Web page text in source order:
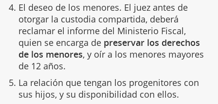
El deseo de los menores. El juez antes de
otorgar la custodia compartida, deberá
reclamar el informe del Ministerio Fiscal,
quien se encarga de preservar los derechos
de los menores, y oír a los menores mayores
de 12 años.
La relación que tengan los progenitores con
sus hijos, y su disponibilidad con ellos.